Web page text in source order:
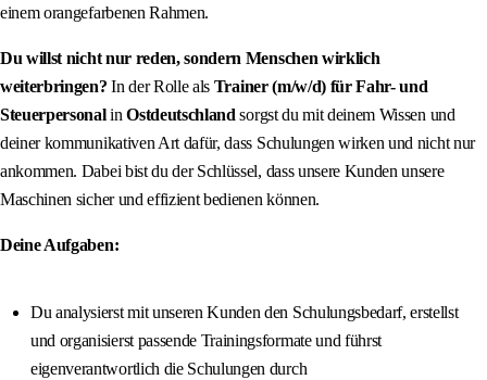
einem orangefarbenen Rahmen.
Du willst nicht nur reden, sondern Menschen wirklich
weiterbringen? In der Rolle als Trainer (m/w/d) für Fahr- und
SteuerpersonalinOstdeutschland sorgst du mit deinem Wissen und
deiner kommunikativen Art dafür, dass Schulungen wirken und nicht nur
ankommen. Dabei bist du der Schlüssel, dass unsere Kunden unsere
Maschinen sicher und effizient bedienen können.
Deine Aufgaben:
Du analysierst mit unseren Kunden den Schulungsbedarf, erstellst
und organisierst passende Trainingsformate und führst
eigenverantwortlich die Schulungen durch